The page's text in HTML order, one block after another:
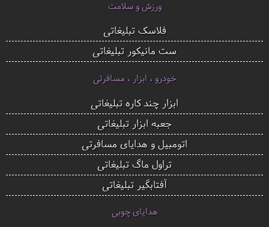
ورزش و سلامت
فلاسک تبلیغاتی
ست مانیکور تبلیغاتی
خودرو ، ابزار ، مسافرتی
ابزار چند کاره تبلیغاتی
جعبه ابزار تبلیغاتی
اتومبیل و هدایای مسافرتی
تراول ماگ تبلیغاتی
آفتابگیر تبلیغاتی
هدایای چوبی